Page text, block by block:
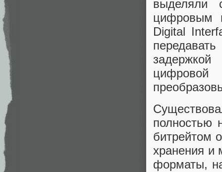
выделяли
цифровым
Digital
цифровой
полностью
битрейтом
хранения и
форматы,